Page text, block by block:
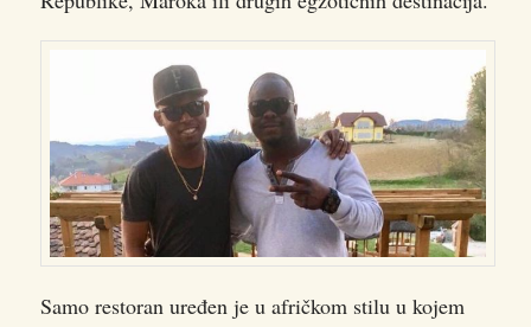
Samo restoran uređen je u afričkom stilu u kojem